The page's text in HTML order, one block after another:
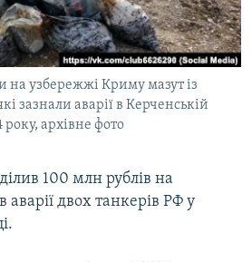
КРИМУ
на узбережжі Криму мазут із
зазнали аварії в Керченській
року, архівне фото
100 млн рублів на
аварії двох танкерів РФ у